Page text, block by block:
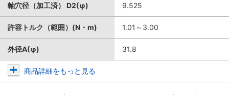
軸穴径（加工済） D2(φ) 9.525
許容トルク（範囲）(N・m) 1.01～3.00
外径A(φ) 31.8
商品詳細をもっと見る